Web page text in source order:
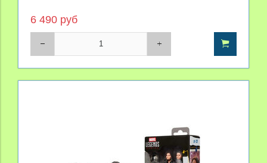
6 490 руб